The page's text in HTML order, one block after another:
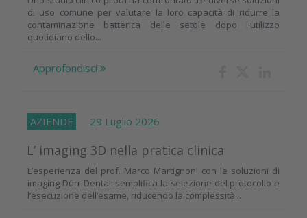
di uso comune per valutare la loro capacità di ridurre la
contaminazione batterica delle setole dopo l'utilizzo
quotidiano dello...
Approfondisci
AZIENDE 29 Luglio 2026
L’ imaging 3D nella pratica clinica
L’esperienza del prof. Marco Martignoni con le soluzioni di
imaging Dürr Dental: semplifica la selezione del protocollo e
l’esecuzione dell’esame, riducendo la complessità...